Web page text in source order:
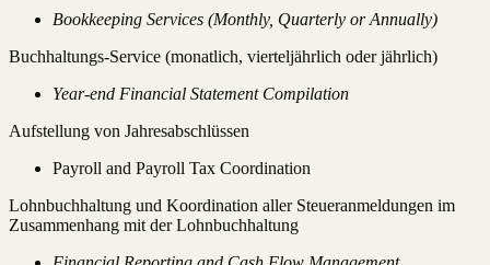
Bookkeeping Services (Monthly, Quarterly or Annually)
Buchhaltungs-Service (monatlich, vierteljährlich oder jährlich)
Year-end Financial Statement Compilation
Aufstellung von Jahresabschlüssen
Payroll and Payroll Tax Coordination
Lohnbuchhaltung und Koordination aller Steueranmeldungen im
Zusammenhang mit der Lohnbuchhaltung